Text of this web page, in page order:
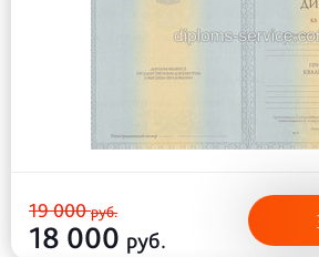
19 000руб.
18 000 руб.